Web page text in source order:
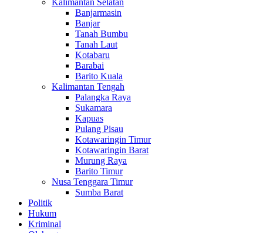
Kalimantan Selatan
Banjarmasin
Banjar
Tanah Bumbu
Tanah Laut
Kotabaru
Barabai
Barito Kuala
Kalimantan Tengah
Palangka Raya
Sukamara
Kapuas
Pulang Pisau
Kotawaringin Timur
Kotawaringin Barat
Murung Raya
Barito Timur
Nusa Tenggara Timur
Sumba Barat
Politik
Hukum
Kriminal